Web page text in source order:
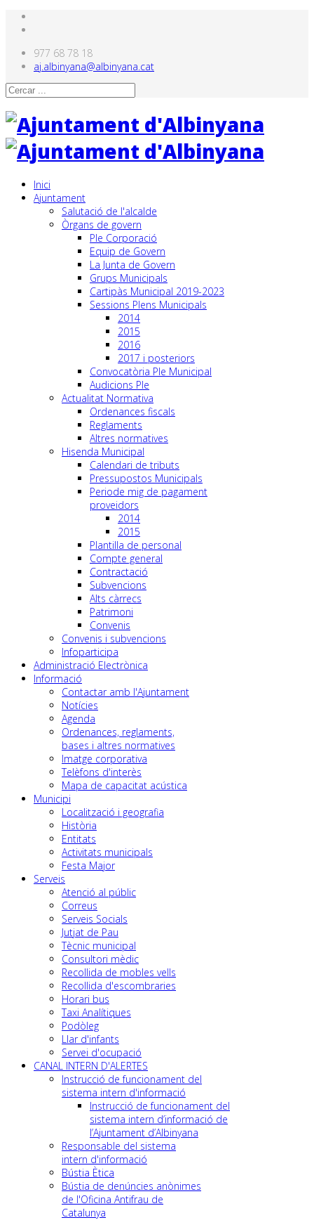
977 68 78 18
aj.albinyana@albinyana.cat
Inici
Ajuntament
Salutació de l'alcalde
Òrgans de govern
Ple Corporació
Equip de Govern
La Junta de Govern
Grups Municipals
Cartipàs Municipal 2019-2023
Sessions Plens Municipals
2014
2015
2016
2017 i posteriors
Convocatòria Ple Municipal
Audicions Ple
Actualitat Normativa
Ordenances fiscals
Reglaments
Altres normatives
Hisenda Municipal
Calendari de tributs
Pressupostos Municipals
Periode mig de pagament
proveidors
2014
2015
Plantilla de personal
Compte general
Contractació
Subvencions
Alts càrrecs
Patrimoni
Convenis
Convenis i subvencions
Infoparticipa
Administració Electrònica
Informació
Contactar amb l'Ajuntament
Notícies
Agenda
Ordenances, reglaments,
bases i altres normatives
Imatge corporativa
Telèfons d'interès
Mapa de capacitat acústica
Municipi
Localització i geografia
Història
Entitats
Activitats municipals
Festa Major
Serveis
Atenció al públic
Correus
Serveis Socials
Jutjat de Pau
Tècnic municipal
Consultori mèdic
Recollida de mobles vells
Recollida d'escombraries
Horari bus
Taxi Analítiques
Podòleg
Llar d'infants
Servei d'ocupació
CANAL INTERN D'ALERTES
Instrucció de funcionament del
sistema intern d'informació
Instrucció de funcionament del
sistema intern d’informació de
l’Ajuntament d’Albinyana
Responsable del sistema
intern d'informació
Bústia Ètica
Bústia de denúncies anònimes
de l'Oficina Antifrau de
Catalunya